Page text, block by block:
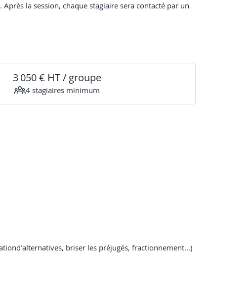
la session, chaque stagiaire sera contacté par un
3 050 € HT / groupe
4 stagiaires minimum
briser les préjugés, fractionnement...)